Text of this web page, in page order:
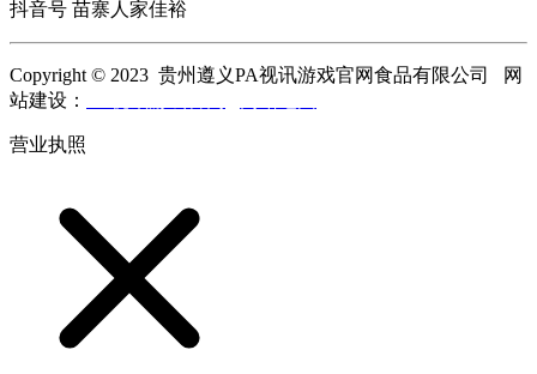
抖音号 苗寨人家佳裕
Copyright © 2023 贵州遵义PA视讯游戏官网食品有限公司 网
站建设：
营业执照